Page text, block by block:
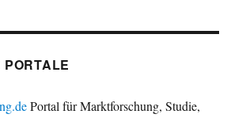
Portal für Marktforschung, Studie,